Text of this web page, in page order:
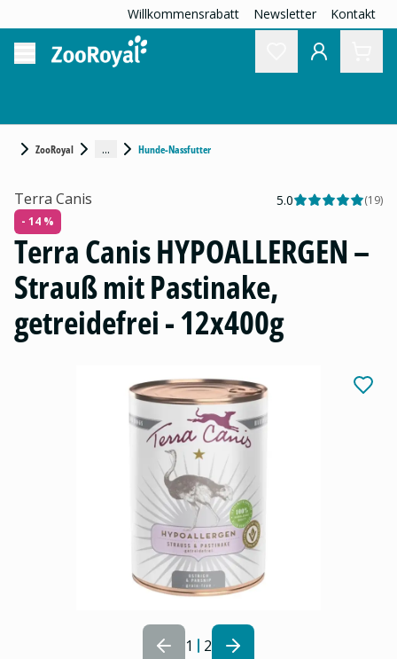
Willkommensrabatt Newsletter Kontakt
ZooRoyal ... Hunde-Nassfutter
1 2
Terra Canis 5.0 (19)
- 14 %
Terra Canis HYPOALLERGEN –
Strauß mit Pastinake,
getreidefrei - 12x400g